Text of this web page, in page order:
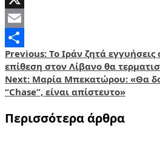
X
Email
Share
Post
navigation
Previous: Το Ιράν ζητά εγγυήσεις
επίθεση στον Λίβανο θα
Next: Μαρία Μπεκατώρου: «Θα
“Chase”, είναι απίστευτο»
Περισσότερα άρθρα